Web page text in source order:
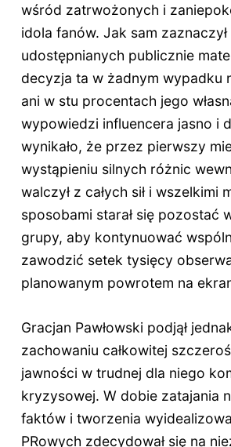
wśród zatrwożonych i
idola fanów. Jak sam zaznaczył
udostępnianych publicznie
decyzja ta w żadnym wypadku
ani w stu procentach jego
wypowiedzi influencera jasno i
wynikało, że przez pierwszy
wystąpieniu silnych różnic
walczył z całych sił i wszelkimi
sposobami starał się pozostać
grupy, aby kontynuować
zawodzić setek tysięcy
planowanym powrotem na
Gracjan Pawłowski podjął
zachowaniu całkowitej
jawności w trudnej dla niego
kryzysowej. W dobie zatajania
faktów i tworzenia
PRowych zdecydował się na